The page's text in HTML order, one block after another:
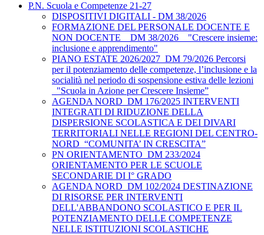
P.N. Scuola e Competenze 21-27
DISPOSITIVI DIGITALI - DM 38/2026
FORMAZIONE DEL PERSONALE DOCENTE E
NON DOCENTE__DM 38/2026__"Crescere insieme:
inclusione e apprendimento"
PIANO ESTATE 2026/2027_DM 79/2026 Percorsi
per il potenziamento delle competenze, l’inclusione e la
socialità nel periodo di sospensione estiva delle lezioni
_"Scuola in Azione per Crescere Insieme”
AGENDA NORD_DM 176/2025 INTERVENTI
INTEGRATI DI RIDUZIONE DELLA
DISPERSIONE SCOLASTICA E DEI DIVARI
TERRITORIALI NELLE REGIONI DEL CENTRO-
NORD_“COMUNITA’ IN CRESCITA”
PN ORIENTAMENTO_DM 233/2024
ORIENTAMENTO PER LE SCUOLE
SECONDARIE DI I° GRADO
AGENDA NORD_DM 102/2024 DESTINAZIONE
DI RISORSE PER INTERVENTI
DELL'ABBANDONO SCOLASTICO E PER IL
POTENZIAMENTO DELLE COMPETENZE
NELLE ISTITUZIONI SCOLASTICHE